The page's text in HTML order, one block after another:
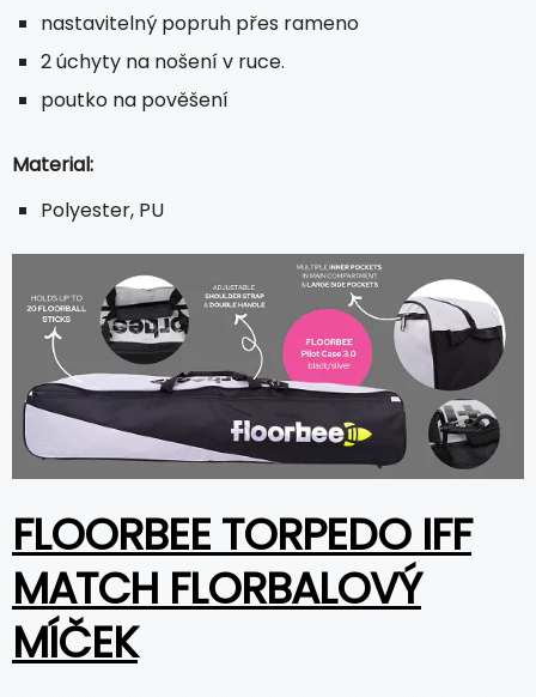
nastavitelný popruh přes rameno
2 úchyty na nošení v ruce.
poutko na pověšení
Material:
Polyester, PU
FLOORBEE TORPEDO IFF
MATCH FLORBALOVÝ
MÍČEK